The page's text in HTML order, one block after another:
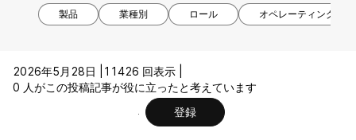
製品 業種別 ロール オペレーティング シ
2026年5月28日 |
11426 回表示 |
0 人がこの投稿記事が役に立ったと考えています
登録